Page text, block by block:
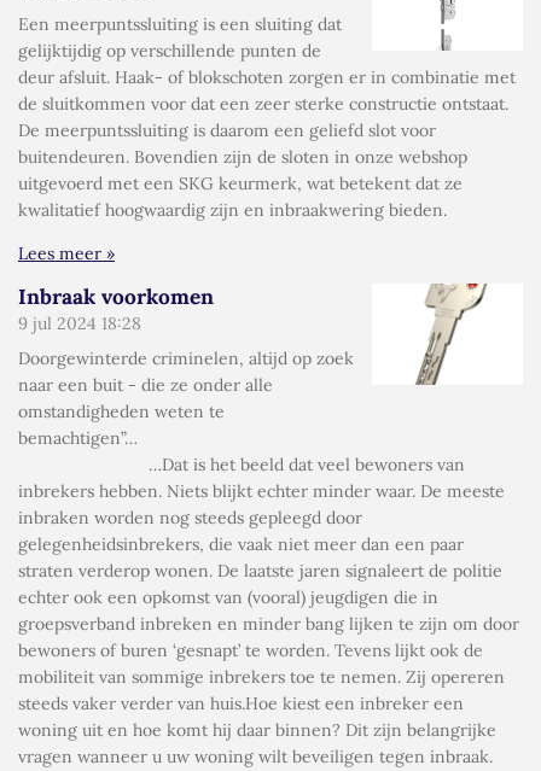
Een meerpuntssluiting is een sluiting dat
gelijktijdig op verschillende punten de
deur afsluit. Haak- of blokschoten zorgen er in combinatie met
de sluitkommen voor dat een zeer sterke constructie ontstaat.
De meerpuntssluiting is daarom een geliefd slot voor
buitendeuren. Bovendien zijn de sloten in onze webshop
uitgevoerd met een SKG keurmerk, wat betekent dat ze
kwalitatief hoogwaardig zijn en inbraakwering bieden.
Lees meer »
Inbraak voorkomen
9 jul 2024 18:28
Doorgewinterde criminelen, altijd op zoek
naar een buit - die ze onder alle
omstandigheden weten te
bemachtigen”…
…Dat is het beeld dat veel bewoners van
inbrekers hebben. Niets blijkt echter minder waar. De meeste
inbraken worden nog steeds gepleegd door
gelegenheidsinbrekers, die vaak niet meer dan een paar
straten verderop wonen. De laatste jaren signaleert de politie
echter ook een opkomst van (vooral) jeugdigen die in
groepsverband inbreken en minder bang lijken te zijn om door
bewoners of buren ‘gesnapt’ te worden. Tevens lijkt ook de
mobiliteit van sommige inbrekers toe te nemen. Zij opereren
steeds vaker verder van huis.Hoe kiest een inbreker een
woning uit en hoe komt hij daar binnen? Dit zijn belangrijke
vragen wanneer u uw woning wilt beveiligen tegen inbraak.